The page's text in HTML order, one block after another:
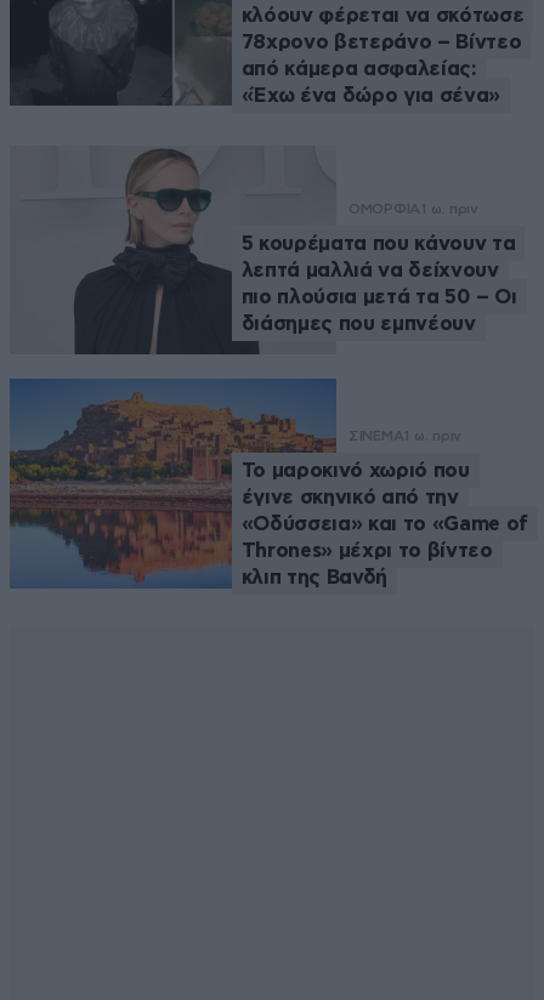
κλόουν φέρεται να σκότωσε
78χρονο βετεράνο – Βίντεο
από κάμερα ασφαλείας:
«Έχω ένα δώρο για σένα»
ΟΜΟΡΦΙΑ 1 ω. πριν
5 κουρέματα που κάνουν τα
λεπτά μαλλιά να δείχνουν
πιο πλούσια μετά τα 50 – Οι
διάσημες που εμπνέουν
ΣΙΝΕΜΑ 1 ω. πριν
Το μαροκινό χωριό που
έγινε σκηνικό από την
«Οδύσσεια» και το «Game of
Thrones» μέχρι το βίντεο
κλιπ της Βανδή